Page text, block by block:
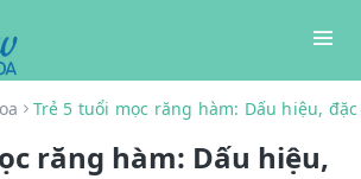
Trẻ 5 tuổi mọc răng hàm: Dấu hiệu,
răng hàm: Dấu hiệu,